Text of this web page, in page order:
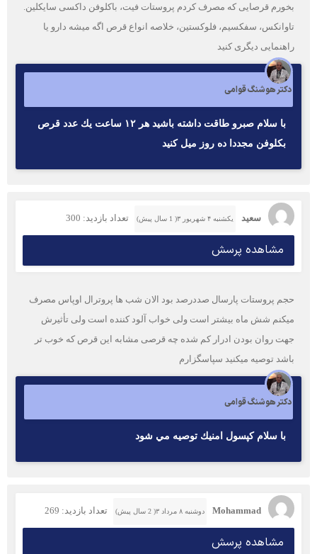
بخورم قرصایی که مصرف کردم پروستات فیت، باکلوفن داکسی سایکلین.
تاوانکس، سفکسیم، فلوکستین، خلاصه انواع قرص اگه میشه دارو یا
راهنمایی دیگری کنید
دکتر هوشنگ قوامی
با سلام صبرو طاقت داشته باشيد هر ١٢ ساعت يك عدد قرص
بكلوفن مجددا ده روز ميل كنيد
سعید یکشنبه ۴ شهریور ۳( 1 سال پیش) تعداد بازدید: 300
مشاهده پرسش
حجم پروستات پارسال صددرصد بود الان شب ها پروترال اوپاس مصرف
میکنم شش ماه بیشتر است ولی خواب آلود کننده است ولی تأثیرش
جهت روان بودن ادرار کم شده چه قرصی مشابه این قرص که خوب تر
باشد توصیه میکنید سپاسگزارم
دکتر هوشنگ قوامی
با سلام كپسول امنيك توصيه مي شود
Mohammad دوشنبه ۸ مرداد ۳( 2 سال پیش) تعداد بازدید: 269
مشاهده پرسش